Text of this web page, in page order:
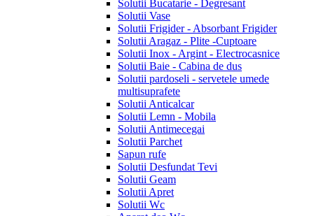
Solutii Bucatarie - Degresant
Solutii Vase
Solutii Frigider - Absorbant Frigider
Solutii Aragaz - Plite -Cuptoare
Solutii Inox - Argint - Electrocasnice
Solutii Baie - Cabina de dus
Solutii pardoseli - servetele umede
multisuprafete
Solutii Anticalcar
Solutii Lemn - Mobila
Solutii Antimecegai
Solutii Parchet
Sapun rufe
Solutii Desfundat Tevi
Solutii Geam
Solutii Apret
Solutii Wc